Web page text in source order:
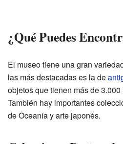
¿Qué Puedes
El museo tiene una gran
las más destacadas es la de
objetos que tienen más de
También hay importantes
de Oceanía y arte japonés.